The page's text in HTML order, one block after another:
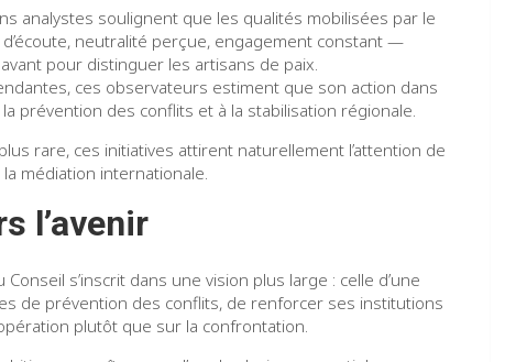
analystes soulignent que les qualités mobilisées par le
neutralité perçue, engagement constant —
pour distinguer les artisans de paix.
ces observateurs estiment que son action dans
prévention des conflits et à la stabilisation régionale.
rare, ces initiatives attirent naturellement l’attention de
médiation internationale.
l’avenir
s’inscrit dans une vision plus large : celle d’une
de prévention des conflits, de renforcer ses institutions
plutôt que sur la confrontation.